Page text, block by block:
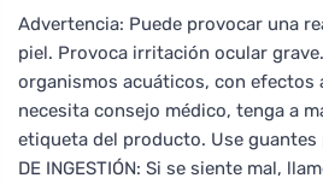
Advertencia: Puede provocar una
piel. Provoca irritación ocular
organismos acuáticos, con efectos
necesita consejo médico, tenga a
etiqueta del producto. Use guantes
DE INGESTIÓN: Si se siente mal,